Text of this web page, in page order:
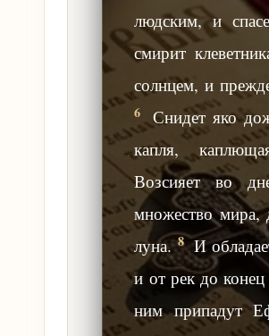
людским, и
смирит
солнцем, и
6
Снидет яко
капля,
Возсияет во
множество мира,
луна.8 И
и от рек до
ним припадут